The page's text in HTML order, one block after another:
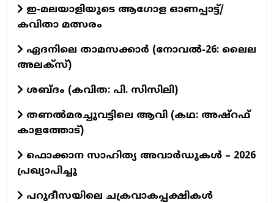
ഇ-മലയാളിയുടെ ആഗോള ഓണപ്പാട്ട്/
കവിതാ മത്സരം
ഏദനിലെ താമസക്കാർ (നോവല്‍-26: ലൈല
അലക്‌സ്)
ശബ്ദം (കവിത: പി. സിസിലി)
തണൽമരച്ചുവട്ടിലെ ആവി (കഥ: അഷ്‌റഫ്
കാളത്തോട്)
ഫൊക്കാന സാഹിത്യ അവാർഡുകൾ – 2026
പ്രഖ്യാപിച്ചു
പറുദീസയിലെ ചക്രവാകപ്പക്ഷികൾ